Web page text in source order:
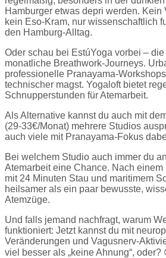
Hamburger etwas depri werden. Kein
kein Eso-Kram, nur wissenschaftlich
den Hamburg-Alltag.
Oder schau bei EstúYoga vorbei –
monatliche Breathwork-Journeys.
professionelle Pranayama-
technischer magst. Yogaloft bietet
Schnupperstunden für Atemarbeit.
Als Alternative kannst du auch mit
(29-33€/Monat) mehrere Studios
auch viele mit Pranayama-Fokus
Bei welchem Studio auch immer du
Atemarbeit eine Chance. Nach einem
mit 24 Minuten Stau und maritimem
heilsamer als ein paar bewusste,
Atemzüge.
Und falls jemand nachfragt, warum
funktioniert: Jetzt kannst du mit
Veränderungen und Vagusnerv-
viel besser als „keine Ahnung“, oder?